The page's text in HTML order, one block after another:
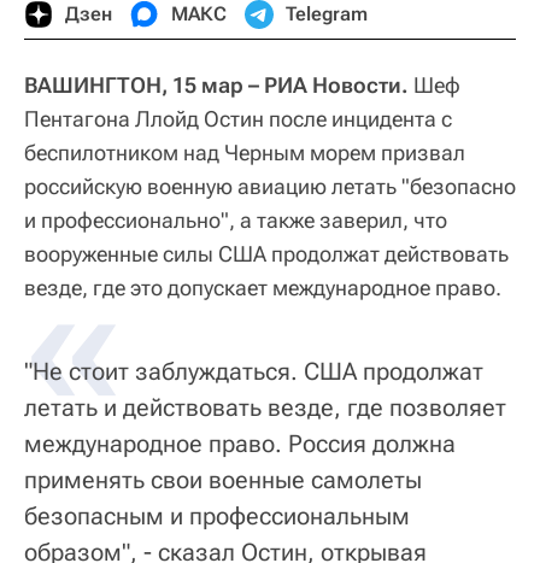
Дзен МАКС Telegram
ВАШИНГТОН, 15 мар – РИА Новости. Шеф
Пентагона Ллойд Остин после инцидента с
беспилотником над Черным морем призвал
российскую военную авиацию летать "безопасно
и профессионально", а также заверил, что
вооруженные силы США продолжат действовать
везде, где это допускает международное право.
«
"Не стоит заблуждаться. США продолжат
летать и действовать везде, где позволяет
международное право. Россия должна
применять свои военные самолеты
безопасным и профессиональным
образом", - сказал Остин, открывая